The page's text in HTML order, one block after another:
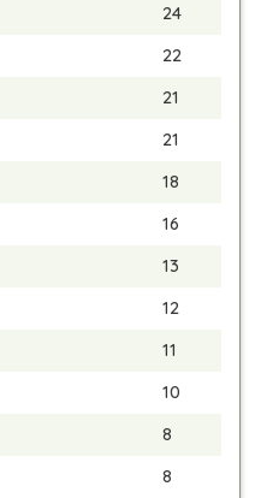
24
22
21
21
18
16
13
12
11
10
8
8